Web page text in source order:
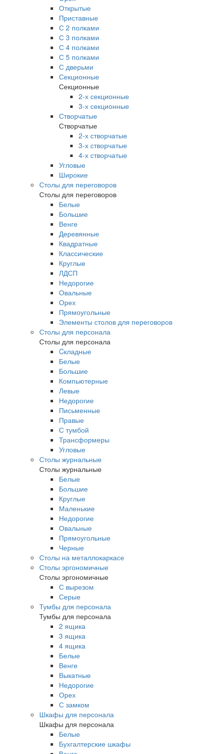
Открытые
Приставные
С 2 полками
С 3 полками
С 4 полками
С 5 полками
С дверьми
Секционные
Секционные
2-х секционные
3-х секционные
Створчатые
Створчатые
2-х створчатые
3-х створчатые
4-х створчатые
Угловые
Широкие
Столы для переговоров
Столы для переговоров
Белые
Большие
Венге
Деревянные
Квадратные
Классические
Круглые
ЛДСП
Недорогие
Овальные
Орех
Прямоугольные
Элементы столов для переговоров
Столы для персонала
Столы для персонала
Cкладные
Белые
Большие
Компьютерные
Левые
Недорогие
Письменные
Правые
С тумбой
Трансформеры
Угловые
Столы журнальные
Столы журнальные
Белые
Большие
Круглые
Маленькие
Недорогие
Овальные
Прямоугольные
Черные
Столы на металлокаркасе
Столы эргономичные
Столы эргономичные
С вырезом
Серые
Тумбы для персонала
Тумбы для персонала
2 ящика
3 ящика
4 ящика
Белые
Венге
Выкатные
Недорогие
Орех
С замком
Шкафы для персонала
Шкафы для персонала
Белые
Бухгалтерские шкафы